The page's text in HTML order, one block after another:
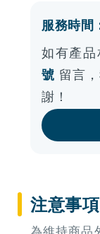
服務時
如有產品
號 留言
謝！
注意事項
為維持商品